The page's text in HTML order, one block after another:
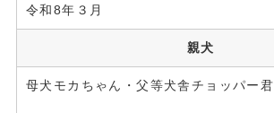
令和8年３月
親犬
母犬モカちゃん・父等犬舎チョッパー君